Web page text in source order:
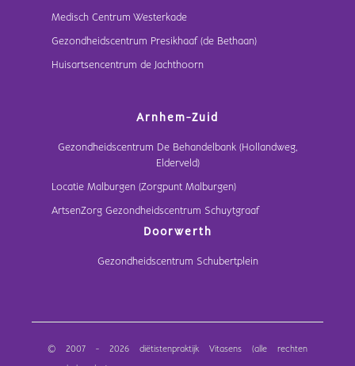
Medisch Centrum Westerkade
Gezondheidscentrum Presikhaaf (de Bethaan)
Huisartsencentrum de Jachthoorn
Arnhem-Zuid
Gezondheidscentrum De Behandelbank (Hollandweg,
Elderveld)
Locatie Malburgen (Zorgpunt Malburgen)
ArtsenZorg Gezondheidscentrum Schuytgraaf
Doorwerth
Gezondheidscentrum Schubertplein
© 2007 - 2026 diëtistenpraktijk Vitasens (alle rechten